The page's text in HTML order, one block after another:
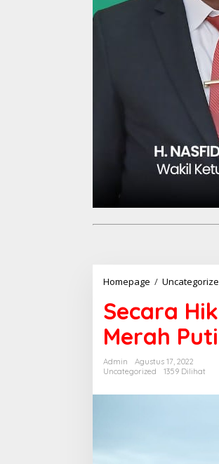
Homepage /
Secara
Merah
Admin
Agustus 17, 2022
Uncategorized
1359 Dilihat